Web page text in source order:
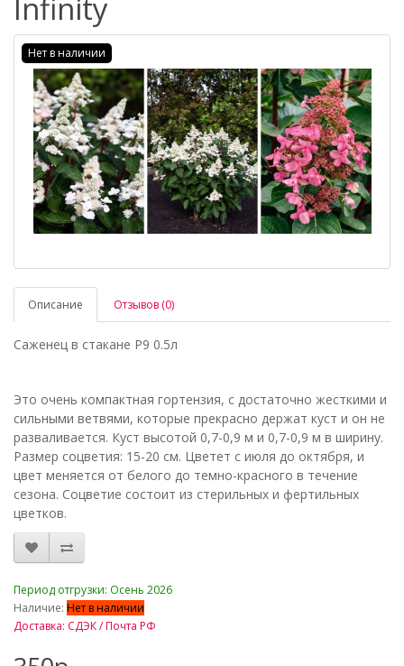
Infinity
Нет в наличии
Описание Отзывов (0)
Саженец в стакане P9 0.5л
Это очень компактная гортензия, с достаточно жесткими и
сильными ветвями, которые прекрасно держат куст и он не
разваливается. Куст высотой 0,7-0,9 м и 0,7-0,9 м в ширину.
Размер соцветия: 15-20 см. Цветет с июля до октября, и
цвет меняется от белого до темно-красного в течение
сезона. Соцветие состоит из стерильных и фертильных
цветков.
Период отгрузки: Осень 2026
Наличие: Нет в наличии
Доставка: СДЭК / Почта РФ